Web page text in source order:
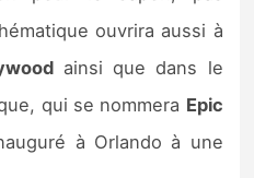
ouvrira aussi à
ainsi que dans le
qui se nommera Epic
à Orlando à une